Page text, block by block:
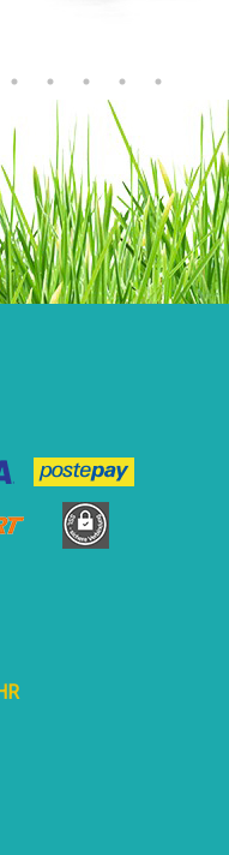
stufenlos ein.
auf das selbständige
und gleichzeitig
schon eine große
dass der Lenker